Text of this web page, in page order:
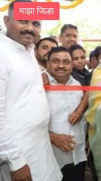
माझा जिल्हा